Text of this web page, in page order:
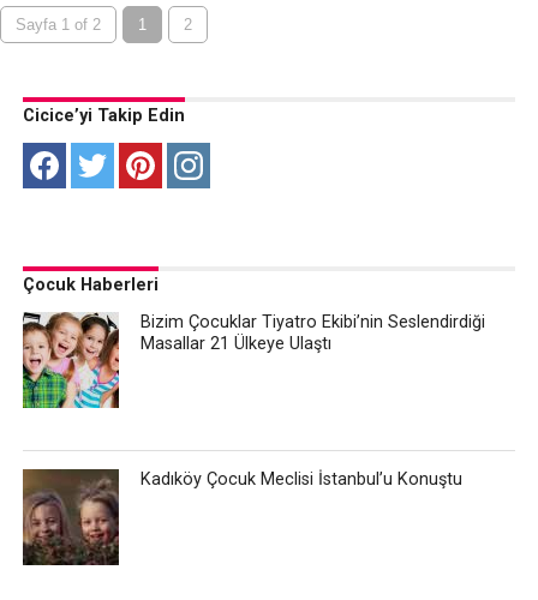
Sayfa 1 of 2 1 2
Cicice’yi Takip Edin
Çocuk Haberleri
Bizim Çocuklar Tiyatro Ekibi’nin Seslendirdiği
Masallar 21 Ülkeye Ulaştı
Kadıköy Çocuk Meclisi İstanbul’u Konuştu